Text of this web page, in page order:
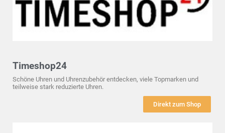
Timeshop24
Schöne Uhren und Uhrenzubehör entdecken, viele Topmarken und
teilweise stark reduzierte Uhren.
Direkt zum Shop